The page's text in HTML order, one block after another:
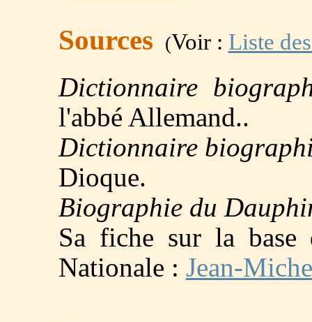
Sources (Voir : Liste
Dictionnaire
l'abbé Allemand..
Dictionnaire
Dioque.
Biographie du
Sa fiche sur la base
Nationale : Jean-